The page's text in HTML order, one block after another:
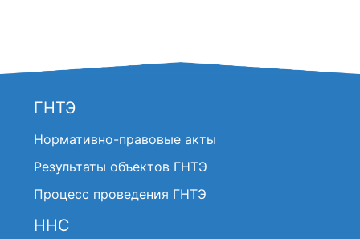
ГНТЭ
Нормативно-правовые акты
Результаты объектов ГНТЭ
Процесс проведения ГНТЭ
ННС